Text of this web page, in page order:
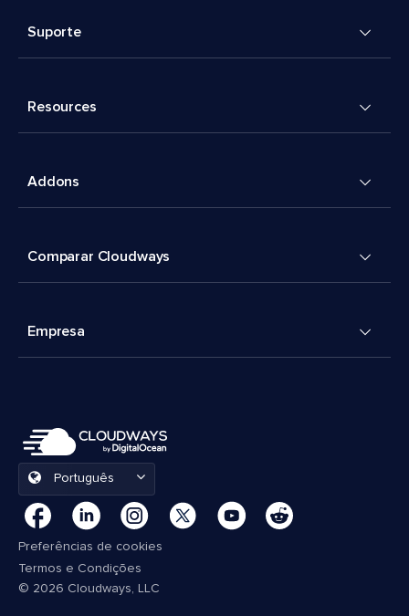
Suporte
Resources
Addons
Comparar Cloudways
Empresa
Português
Preferências de cookies
Termos e Condições
© 2026 Cloudways, LLC